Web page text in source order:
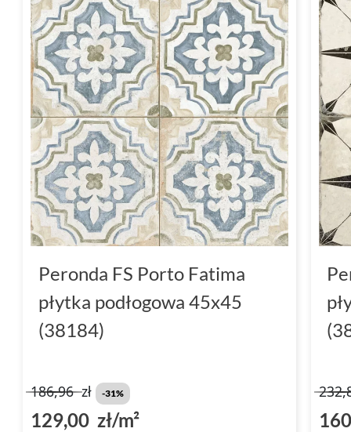
Peronda FS Porto Fatima
płytka podłogowa 45x45
(38184)
186,96zł -31%
129,00 zł/m²